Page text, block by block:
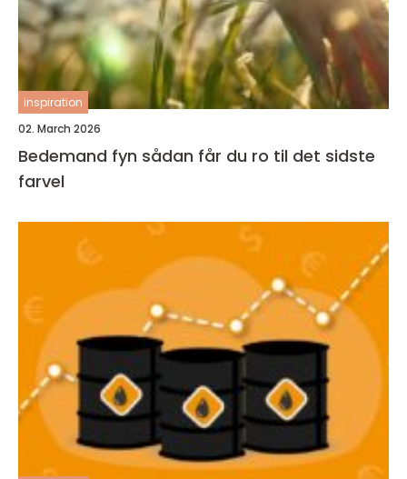
inspiration
02. March 2026
Bedemand fyn sådan får du ro til det sidste
farvel